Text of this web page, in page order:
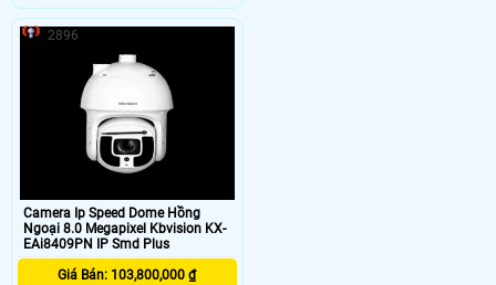
Camera Ip Speed Dome Hồng
Ngoại 8.0 Megapixel Kbvision KX-
EAi8409PN IP Smd Plus
Giá Bán: 103,800,000 ₫
2896